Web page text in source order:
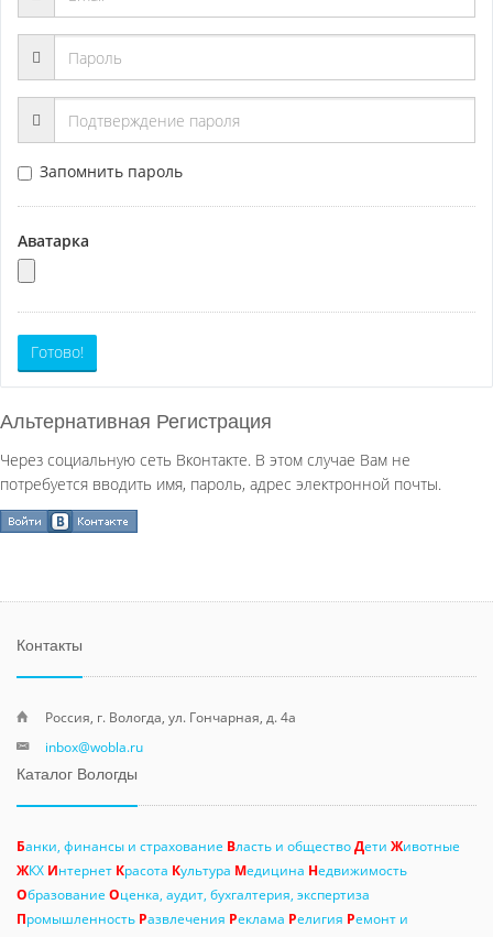
Запомнить пароль
Аватарка
Готово!
Альтернативная Регистрация
Через социальную сеть Вконтакте. В этом случае Вам не
потребуется вводить имя, пароль, адрес электронной почты.
Контакты
Россия, г. Вологда, ул. Гончарная, д. 4а
inbox@wobla.ru
Каталог Вологды
Банки, финансы и страхование Власть и обществоДети Животные
ЖКХ Интернет Красота Культура Медицина Недвижимость
Образование Оценка, аудит, бухгалтерия, экспертиза
Промышленность Развлечения Реклама Религия Ремонт и